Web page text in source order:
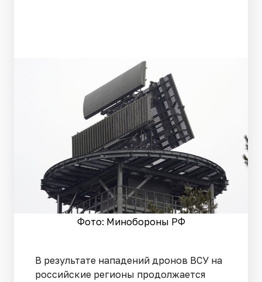
Фото: Минобороны РФ
В результате нападений дронов ВСУ на
российские регионы продолжается